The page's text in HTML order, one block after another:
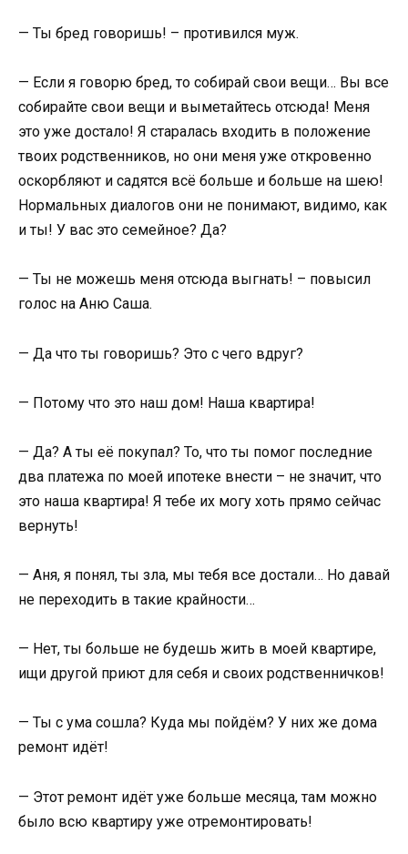
— Ты бред говоришь! – противился муж.
— Если я говорю бред, то собирай свои вещи… Вы все
собирайте свои вещи и выметайтесь отсюда! Меня
это уже достало! Я старалась входить в положение
твоих родственников, но они меня уже откровенно
оскорбляют и садятся всё больше и больше на шею!
Нормальных диалогов они не понимают, видимо, как
и ты! У вас это семейное? Да?
— Ты не можешь меня отсюда выгнать! – повысил
голос на Аню Саша.
— Да что ты говоришь? Это с чего вдруг?
— Потому что это наш дом! Наша квартира!
— Да? А ты её покупал? То, что ты помог последние
два платежа по моей ипотеке внести – не значит, что
это наша квартира! Я тебе их могу хоть прямо сейчас
вернуть!
— Аня, я понял, ты зла, мы тебя все достали… Но давай
не переходить в такие крайности…
— Нет, ты больше не будешь жить в моей квартире,
ищи другой приют для себя и своих родственничков!
— Ты с ума сошла? Куда мы пойдём? У них же дома
ремонт идёт!
— Этот ремонт идёт уже больше месяца, там можно
было всю квартиру уже отремонтировать!